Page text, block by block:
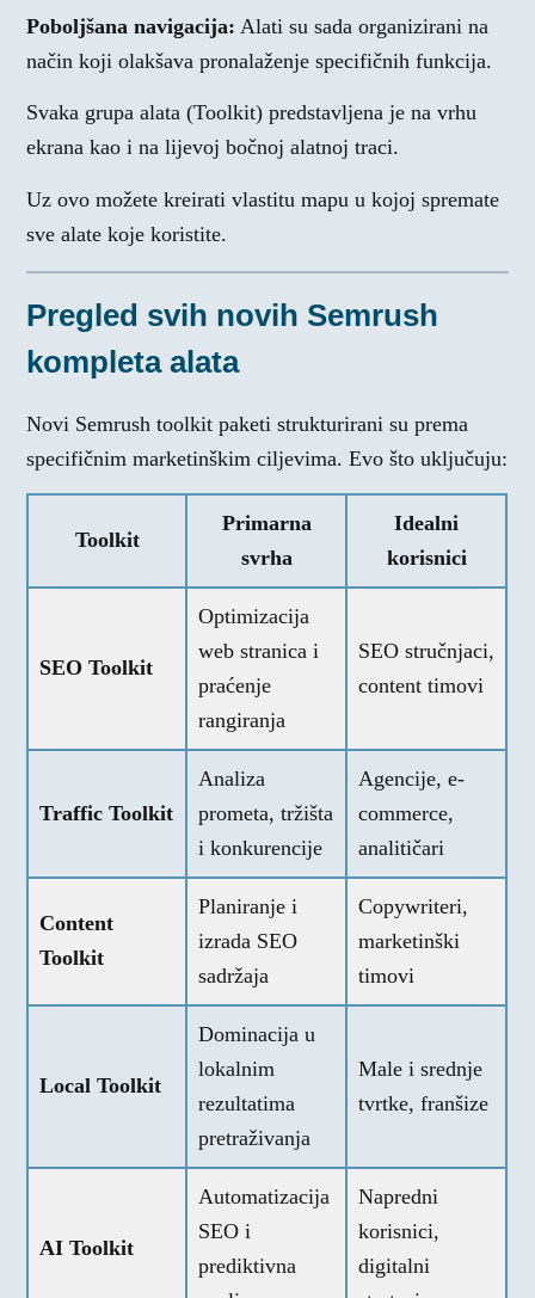
Poboljšana navigacija: Alati su sada organizirani na
način koji olakšava pronalaženje specifičnih funkcija.
Svaka grupa alata (Toolkit) predstavljena je na vrhu
ekrana kao i na lijevoj bočnoj alatnoj traci.
Uz ovo možete kreirati vlastitu mapu u kojoj spremate
sve alate koje koristite.
Pregled svih novih Semrush
kompleta alata
Novi Semrush toolkit paketi strukturirani su prema
specifičnim marketinškim ciljevima. Evo što uključuju:
Toolkit
Primarna
svrha
Idealni
korisnici
SEO Toolkit
Optimizacija
web stranica i
praćenje
rangiranja
SEO stručnjaci,
content timovi
Traffic Toolkit
Analiza
prometa, tržišta
i konkurencije
Agencije, e-
commerce,
analitičari
Content
Toolkit
Planiranje i
izrada SEO
sadržaja
Copywriteri,
marketinški
timovi
Local Toolkit
Dominacija u
lokalnim
rezultatima
pretraživanja
Male i srednje
tvrtke, franšize
AI Toolkit
Automatizacija
SEO i
prediktivna
Napredni
korisnici,
digitalni